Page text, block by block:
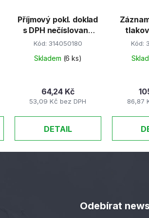
Příjmový pokl. doklad
s DPH nečíslovaný
A6/100/copy
Kód: 314050180
Skladem (6 ks)
53,09 Kč bez DPH
64,24 Kč
DETAIL
Kód:
86,87
Odebírat